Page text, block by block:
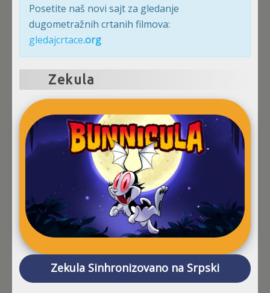
Posetite naš novi sajt za gledanje
dugometražnih crtanih filmova:
gledajcrtace.org
Zekula
Zekula Sinhronizovano na Srpski